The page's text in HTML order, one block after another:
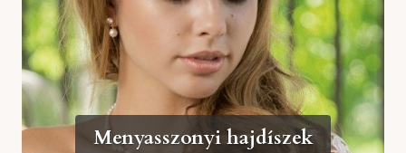
Menyasszonyi hajdíszek